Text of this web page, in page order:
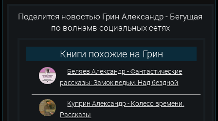
Поделится новостью Грин Александр - Бегущая
по волнамв социальных сетях
Книги похожие на Грин
Александр - Бегущая по волнам
Беляев Александр - Фантастические
рассказы: Замок ведьм. Над бездной
Куприн Александр - Колесо времени.
Рассказы